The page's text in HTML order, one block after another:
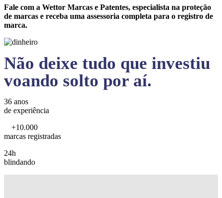
Fale com a Wettor Marcas e Patentes, especialista na proteção
de marcas e receba uma assessoria completa para o registro de
marca.
Não deixe tudo que investiu
voando solto por aí.
36 anos
de experiência
+10.000
marcas registradas
24h
blindando